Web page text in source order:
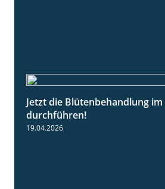
Jetzt die Blütenbehandlung im
durchführen!
19.04.2026